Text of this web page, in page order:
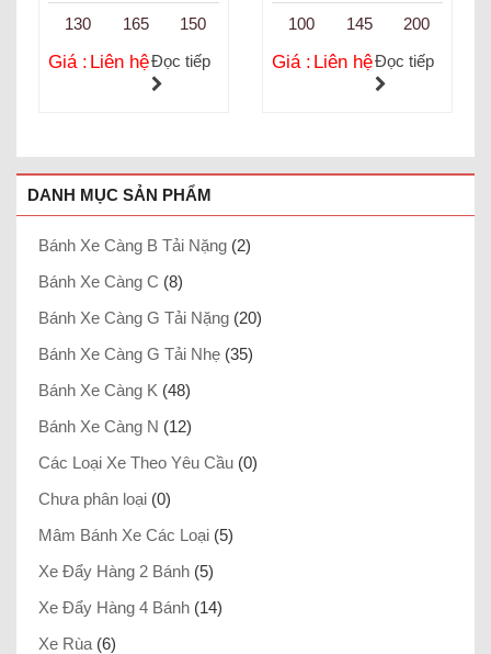
130 165 150
Giá : Liên hệĐọc tiếp
100 145 200
Giá : Liên hệĐọc tiếp
DANH MỤC SẢN PHẨM
Bánh Xe Càng B Tải Nặng (2)
Bánh Xe Càng C (8)
Bánh Xe Càng G Tải Nặng (20)
Bánh Xe Càng G Tải Nhẹ (35)
Bánh Xe Càng K (48)
Bánh Xe Càng N (12)
Các Loại Xe Theo Yêu Cầu (0)
Chưa phân loại (0)
Mâm Bánh Xe Các Loại (5)
Xe Đẩy Hàng 2 Bánh (5)
Xe Đẩy Hàng 4 Bánh (14)
Xe Rùa (6)